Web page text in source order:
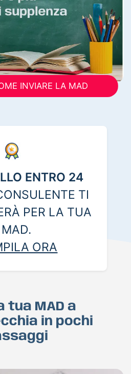
INVIARE LA MAD
ENTRO 24
TI
PER LA TUA
MAD.
ORA
tua MAD a
in pochi